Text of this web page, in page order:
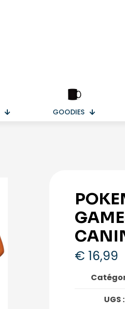
GOODIES
€ 16,99
UGS :